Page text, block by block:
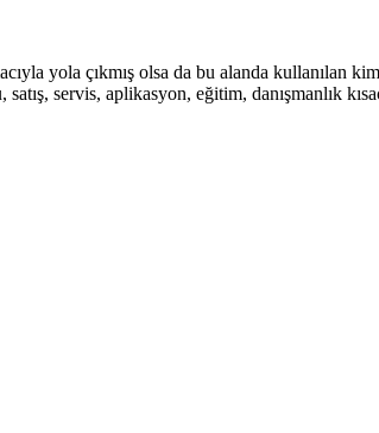
yola çıkmış olsa da bu alanda kullanılan
servis, aplikasyon, eğitim, danışmanlık